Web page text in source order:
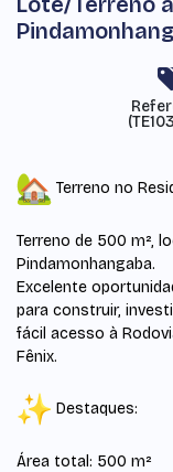
Terreno no
Terreno de 500 m²,
Pindamonhangaba.
Excelente
para construir,
fácil acesso à
Fênix.
Destaques:
Área total: 500 m²